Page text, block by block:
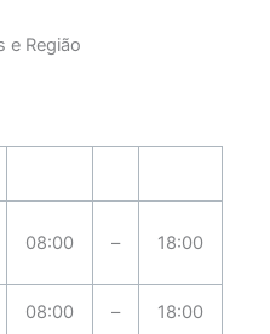
e Região
08:00 – 18:00
08:00 – 18:00